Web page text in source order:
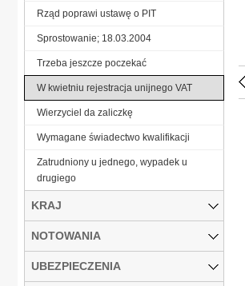
Rząd poprawi ustawę o PIT
Sprostowanie; 18.03.2004
Trzeba jeszcze poczekać
W kwietniu rejestracja unijnego VAT
Wierzyciel da zaliczkę
Wymagane świadectwo kwalifikacji
Zatrudniony u jednego, wypadek u
drugiego
KRAJ
NOTOWANIA
UBEZPIECZENIA